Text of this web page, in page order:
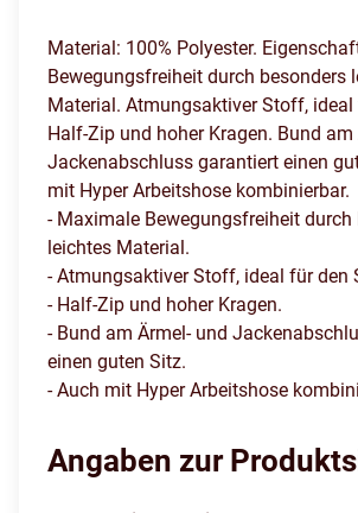
Material: 100% Polyester.
Bewegungsfreiheit durch besonders
Material. Atmungsaktiver Stoff, ideal
Half-Zip und hoher Kragen. Bund am
Jackenabschluss garantiert einen
mit Hyper Arbeitshose kombinierbar.
- Maximale Bewegungsfreiheit durch
leichtes Material.
- Atmungsaktiver Stoff, ideal für den
- Half-Zip und hoher Kragen.
- Bund am Ärmel- und
einen guten Sitz.
- Auch mit Hyper Arbeitshose
Angaben zur